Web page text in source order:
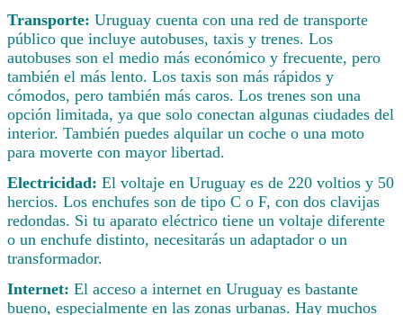
Transporte: Uruguay cuenta con una red de transporte
público que incluye autobuses, taxis y trenes. Los
autobuses son el medio más económico y frecuente, pero
también el más lento. Los taxis son más rápidos y
cómodos, pero también más caros. Los trenes son una
opción limitada, ya que solo conectan algunas ciudades del
interior. También puedes alquilar un coche o una moto
para moverte con mayor libertad.
Electricidad: El voltaje en Uruguay es de 220 voltios y 50
hercios. Los enchufes son de tipo C o F, con dos clavijas
redondas. Si tu aparato eléctrico tiene un voltaje diferente
o un enchufe distinto, necesitarás un adaptador o un
transformador.
Internet: El acceso a internet en Uruguay es bastante
bueno, especialmente en las zonas urbanas. Hay muchos